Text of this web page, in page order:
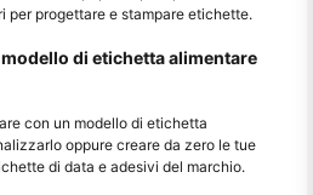
per progettare e stampare etichette.
di etichetta alimentare
con un modello di etichetta
oppure creare da zero le tue
di data e adesivi del marchio.